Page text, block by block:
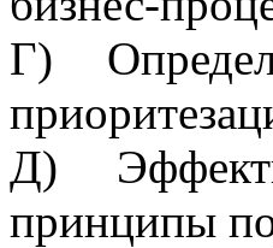
Г)
Д)
принципы